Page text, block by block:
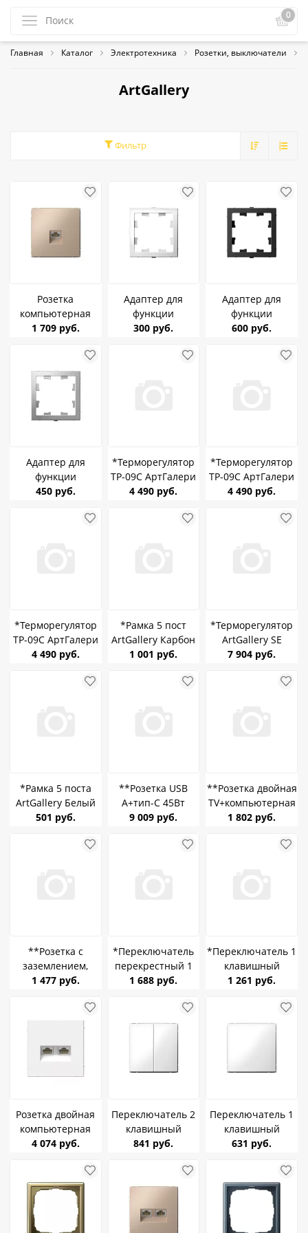
0
Главная Каталог Электротехника Розетки, выключатели
ArtGallery
Фильтр
Розетка
компьютерная
RJ45, кат.5е
песочный SE
GAL001283
1 709 руб.
Адаптер для
функции
AtlasDesign
SE GAL000108
300 руб.
Адаптер для
функции
AtlasDesign
SE GAL001008
600 руб.
Адаптер для
функции
AtlasDesign
Алюминий SE
450 руб.
*Терморегулятор
ТР-09С АртГалери
(датчик пола)
черный г.Томск
4 490 руб.
*Терморегулятор
ТР-09С АртГалери
(датчик пола)
белый г.Томск
4 490 руб.
*Терморегулятор
ТР-09С АртГалери
(датчик пола)
бежевый г.Томск
4 490 руб.
*Рамка 5 пост
ArtGallery Карбон
SE GAL001005
1 001 руб.
*Терморегулятор
ArtGallery SE
GAL000138 Белый
7 904 руб.
*Рамка 5 поста
ArtGallery Белый
SE GAL000105
501 руб.
**Розетка USB
A+тип-C 45Вт
ArtGallery Карбон
9 009 руб.
**Розетка двойная
TV+компьютерная
RJ45, кат.5е
SE GAL001089
1 802 руб.
**Розетка с
заземлением,
шторки, крышка
1 477 руб.
*Переключатель
перекрестный 1
клавишный
SE GAL001071
1 688 руб.
*Переключатель 1
клавишный
ArtGallery Карбон
1 261 руб.
Розетка двойная
компьютерная
RJ45+RJ45, кат.6е
4 074 руб.
Переключатель 2
клавишный
ArtGallery Белый
841 руб.
Переключатель 1
клавишный
ArtGallery Белый
631 руб.